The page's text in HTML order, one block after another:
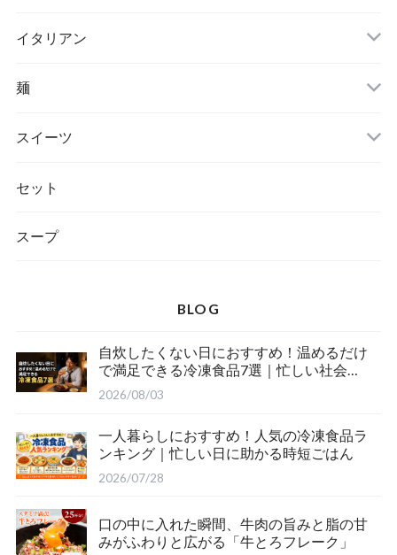
イタリアン
麺
スイーツ
セット
スープ
BLOG
自炊したくない日におすすめ！温めるだけ
で満足できる冷凍食品7選｜忙しい社会人
の時短ごはん
2026/08/03
一人暮らしにおすすめ！人気の冷凍食品ラ
ンキング｜忙しい日に助かる時短ごはん
2026/07/28
口の中に入れた瞬間、牛肉の旨みと脂の甘
みがふわりと広がる「牛とろフレーク」